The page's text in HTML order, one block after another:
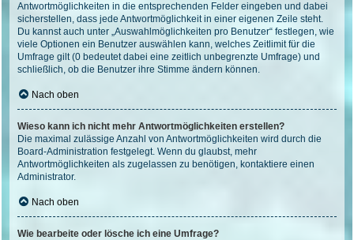
Antwortmöglichkeiten in die entsprechenden Felder eingeben und dabei
sicherstellen, dass jede Antwortmöglichkeit in einer eigenen Zeile steht.
Du kannst auch unter „Auswahlmöglichkeiten pro Benutzer“ festlegen, wie
viele Optionen ein Benutzer auswählen kann, welches Zeitlimit für die
Umfrage gilt (0 bedeutet dabei eine zeitlich unbegrenzte Umfrage) und
schließlich, ob die Benutzer ihre Stimme ändern können.
Nach oben
Wieso kann ich nicht mehr Antwortmöglichkeiten erstellen?
Die maximal zulässige Anzahl von Antwortmöglichkeiten wird durch die
Board-Administration festgelegt. Wenn du glaubst, mehr
Antwortmöglichkeiten als zugelassen zu benötigen, kontaktiere einen
Administrator.
Nach oben
Wie bearbeite oder lösche ich eine Umfrage?